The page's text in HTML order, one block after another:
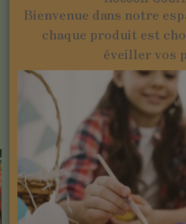
Bienvenue dans notre
chaque produit est
éveiller vos